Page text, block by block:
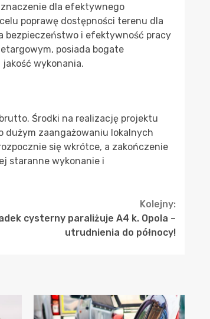
dla efektywnego
poprawę dostępności terenu dla
bezpieczeństwo i efektywność pracy
posiada bogate
wykonania.
Środki na realizację projektu
dużym zaangażowaniu lokalnych
się wkrótce, a zakończenie
staranne wykonanie i
Kolejny:
cysterny paraliżuje A4 k. Opola –
utrudnienia do północy!